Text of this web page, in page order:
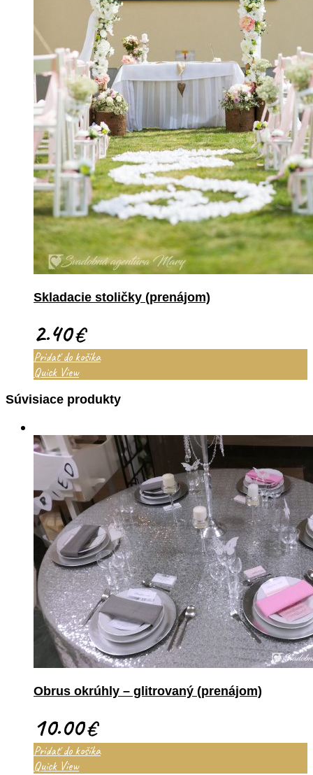
Skladacie stoličky (prenájom)
2.40€
Pridať do košíka
Quick View
Súvisiace produkty
Obrus okrúhly – glitrovaný (prenájom)
10.00€
Pridať do košíka
Quick View